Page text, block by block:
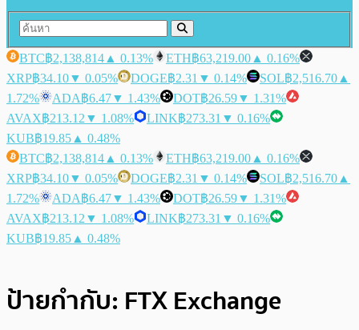
BTC฿2,138,814 ▲ 0.13% ETH฿63,219.00 ▲ 0.16%
XRP฿34.10▼ 0.05% DOGE฿2.31 ▼ 0.14% SOL฿2,516.70 ▲
1.72%
ADA฿6.47▼ 1.43% DOT฿26.59▼ 1.31%
AVAX฿213.12 ▼ 1.08% LINK฿273.31 ▼ 0.16%
KUB฿19.85 ▲ 0.48%
BTC฿2,138,814 ▲ 0.13% ETH฿63,219.00 ▲ 0.16%
XRP฿34.10▼ 0.05% DOGE฿2.31 ▼ 0.14% SOL฿2,516.70 ▲
1.72%
ADA฿6.47▼ 1.43% DOT฿26.59▼ 1.31%
AVAX฿213.12 ▼ 1.08% LINK฿273.31 ▼ 0.16%
KUB฿19.85 ▲ 0.48%
ป้ายกำกับ: FTX Exchange